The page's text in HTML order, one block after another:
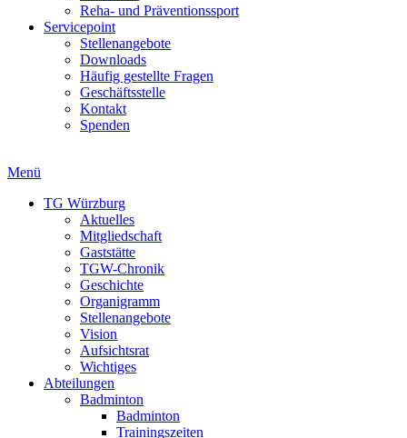
Reha- und Präventionssport
Servicepoint
Stellenangebote
Downloads
Häufig gestellte Fragen
Geschäftsstelle
Kontakt
Spenden
Menü
TG Würzburg
Aktuelles
Mitgliedschaft
Gaststätte
TGW-Chronik
Geschichte
Organigramm
Stellenangebote
Vision
Aufsichtsrat
Wichtiges
Abteilungen
Badminton
Badminton
Trainingszeiten